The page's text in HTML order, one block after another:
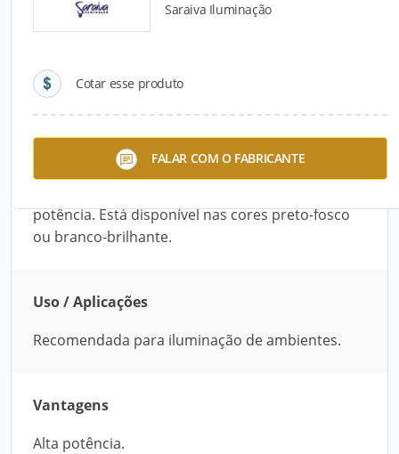
Saraiva Iluminação
Cotar esse produto
FALAR COM O FABRICANTE
Detalhes do produto
Descrição do Produto
A Luminária de Posto – 1002 é ideal para
iluminação de ambientes. Fabricada com aço,
potência. Está disponível nas cores preto-fosco
ou branco-brilhante.
Uso / Aplicações
Recomendada para iluminação de ambientes.
Vantagens
Alta potência.